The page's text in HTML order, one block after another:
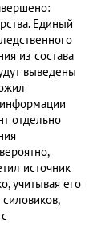
Единый
из состава
выведены
отдельно
источник
учитывая его